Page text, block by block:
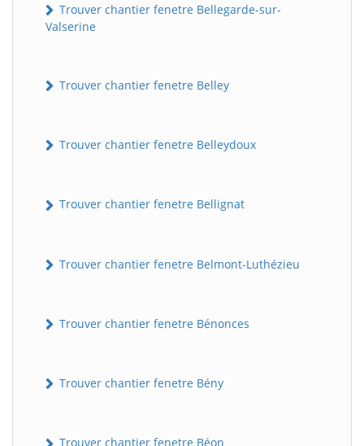
Trouver chantier fenetre Bellegarde-sur-
Valserine
Trouver chantier fenetre Belley
Trouver chantier fenetre Belleydoux
Trouver chantier fenetre Bellignat
Trouver chantier fenetre Belmont-Luthézieu
Trouver chantier fenetre Bénonces
Trouver chantier fenetre Bény
Trouver chantier fenetre Béon